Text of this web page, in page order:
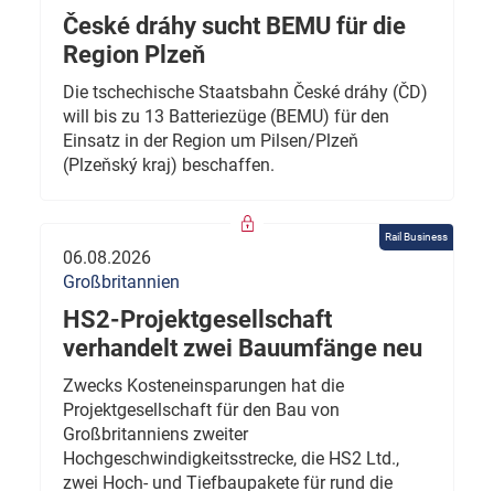
České dráhy sucht BEMU für die
Region Plzeň
Die tschechische Staatsbahn České dráhy (ČD)
will bis zu 13 Batteriezüge (BEMU) für den
Einsatz in der Region um Pilsen/Plzeň
(Plzeňský kraj) beschaffen.
Rail Business
06.08.2026
Großbritannien
HS2-Projektgesellschaft
verhandelt zwei Bauumfänge neu
Zwecks Kosteneinsparungen hat die
Projektgesellschaft für den Bau von
Großbritanniens zweiter
Hochgeschwindigkeitsstrecke, die HS2 Ltd.,
zwei Hoch- und Tiefbaupakete für rund die